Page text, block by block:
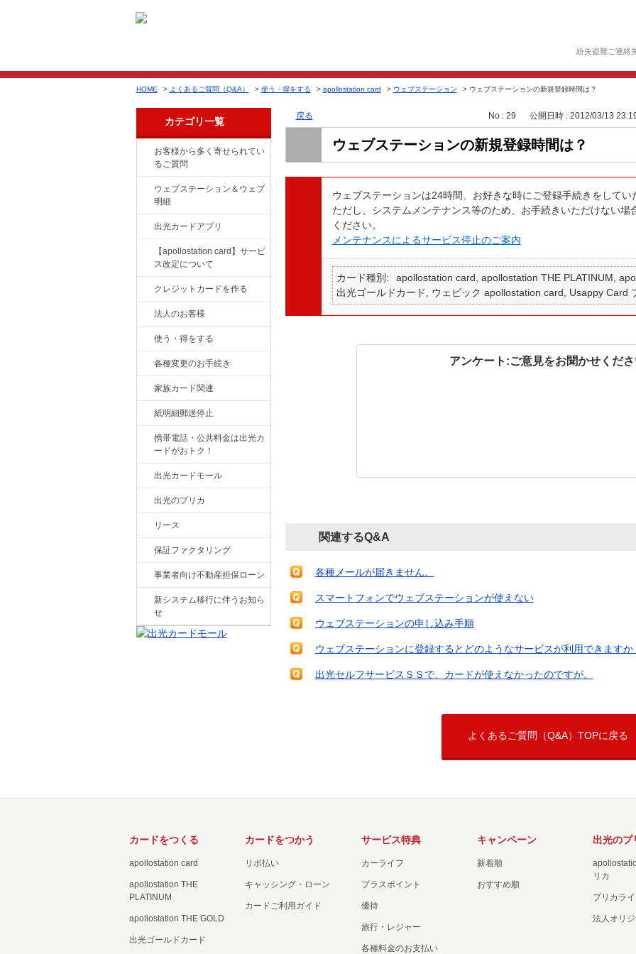
紛失盗難ご連絡
HOME > よくあるご質問（Q&A） > 使う・得をする > apollostation card > ウェブステーション > ウェブステーションの新規登録時間は？
カテゴリ一覧
お客様から多く寄せられてい
るご質問
ウェブステーション＆ウェブ
明細
出光カードアプリ
【apollostation card】サービ
ス改定について
クレジットカードを作る
法人のお客様
使う・得をする
各種変更のお手続き
家族カード関連
紙明細郵送停止
携帯電話・公共料金は出光カ
ードがおトク！
出光カードモール
出光のプリカ
リース
保証ファクタリング
事業者向け不動産担保ローン
新システム移行に伴うお知ら
せ
戻る No : 29 公開日時 : 2012/03/13
ウェブステーションの新規登録時間は？
ウェブステーションは24時間、お好きな時にご登録手続きをしてい
ただし、システムメンテナンス等のため、お手続きいただけない
ください。
メンテナンスによるサービス停止のご案内
カード種別
apollostation card, apollostation THE PLATINUM,
出光ゴールドカード, ウェビック apollostation card, Usappy Card
アンケート:ご意見をお聞かせくだ
関連するQ&A
各種メールが届きません。
スマートフォンでウェブステーションが使えない
ウェブステーションの申し込み手順
ウェブステーションに登録するとどのようなサービスが利用できますか
出光セルフサービスＳＳで、カードが使えなかったのですが。
よくあるご質問（Q&A）TOPに戻る
カードをつくる
apollostation card
apollostation THE
PLATINUM
apollostation THE GOLD
出光ゴールドカード
カードをつかう
リボ払い
キャッシング・ローン
カードご利用ガイド
サービス特典
カーライフ
プラスポイント
優待
旅行・レジャー
各種料金のお支払い
キャンペーン
新着順
おすすめ順
出光のプ
リカ
プリカラ
法人オリ